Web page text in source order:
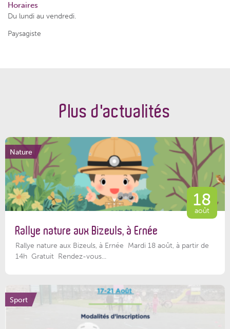
Horaires
Du lundi au vendredi.
Paysagiste
Plus d'actualités
Nature
18
août
Rallye nature aux Bizeuls, à Ernée
Rallye nature aux Bizeuls, à Ernée Mardi 18 août, à partir de
14h Gratuit Rendez-vous...
Sport